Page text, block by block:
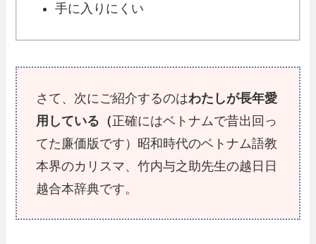
手に入りにくい
さて、次にご紹介するのはわたしが長年愛
用している（正確にはベトナムで昔出回っ
てた廉価版です）昭和時代のベトナム語教
本界のカリスマ、竹内与之助先生の越日日
越合本辞典です。